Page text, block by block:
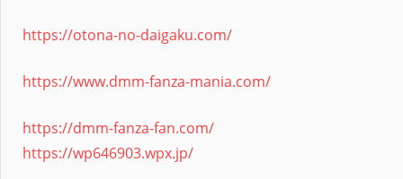
https://otona-no-daigaku.com/
https://www.dmm-fanza-mania.com/
https://dmm-fanza-fan.com/
https://wp646903.wpx.jp/